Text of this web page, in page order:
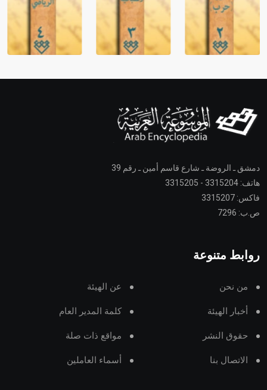
دمشق ـ الروضة ـ شارع قاسم أمين ـ رقم 39
هاتف: 3315204 - 3315205
فاكس: 3315207
ص.ب: 7296
روابط متنوعة
من نحن عن الهيئة
أخبار الهيئة كلمة المدير العام
حقوق النشر مواقع ذات صلة
الاتصال بنا أسماء العاملين